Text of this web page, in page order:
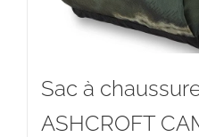
Sac à
ASHCROFT